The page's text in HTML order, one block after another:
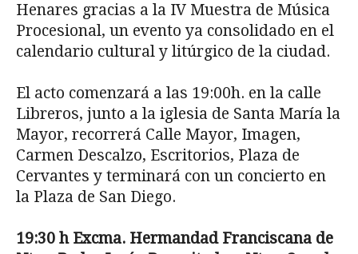
Henares gracias a la IV Muestra de Música
Procesional, un evento ya consolidado en el
calendario cultural y litúr­gico de la ciudad.
El acto comenzará a las 19:00h. en la calle
Libre­ros, junto a la iglesia de Santa María la
Mayor, recorrerá Calle Mayor, Imagen,
Carmen Descal­zo, Escritorios, Plaza de
Cervantes y terminará con un concierto en
la Plaza de San Diego.
19:30 h Excma. Hermandad Franciscana de